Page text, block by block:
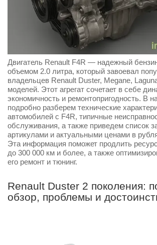
Двигатель Renault F4R — надежный
объемом 2.0 литра, который завоевал
владельцев Renault Duster, Megane,
моделей. Этот агрегат сочетает в себе
экономичность и ремонтопригодность. В
подробно разберем технические
автомобилей с F4R, типичные
обслуживания, а также приведем список
артикулами и актуальными ценами в
Эта информация поможет продлить
до 300 000 км и более, а также
его ремонт и тюнинг.
Renault Duster 2 поколения:
обзор, проблемы и